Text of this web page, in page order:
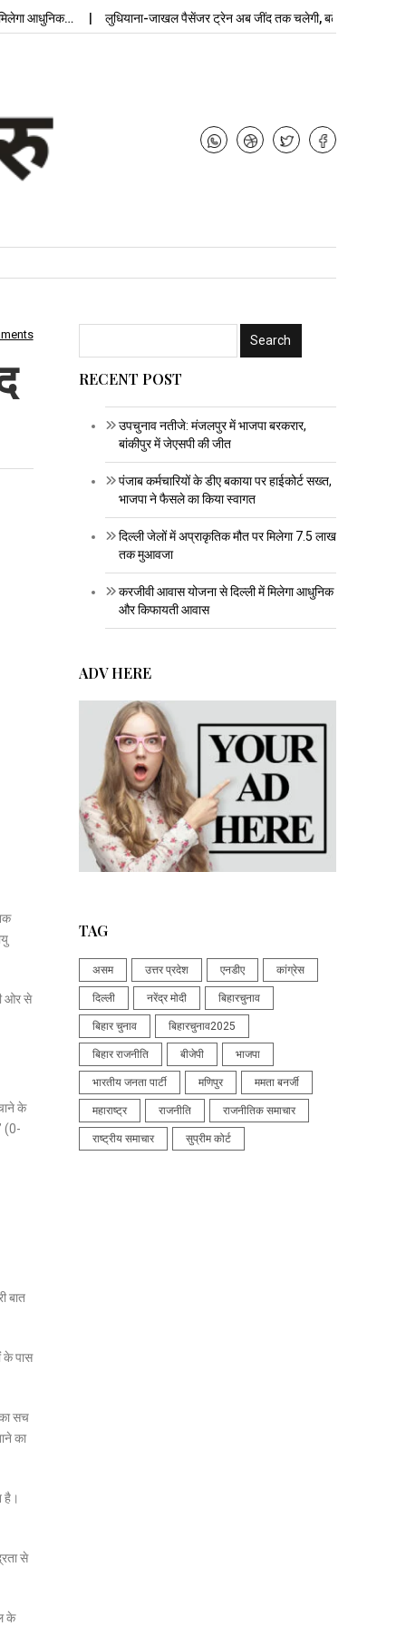
लुधियाना-जाखल पैसेंजर ट्रेन अब जींद तक चलेगी, बढ़ेगी…
ओर से
के
(0-
बात
के पास
का सच
का
है।
से
के
RECENT POST
उपचुनाव नतीजे: मंजलपुर में भाजपा बरकरार,
बांकीपुर में जेएसपी की जीत
पंजाब कर्मचारियों के डीए बकाया पर हाईकोर्ट सख्त,
भाजपा ने फैसले का किया स्वागत
दिल्ली जेलों में अप्राकृतिक मौत पर मिलेगा 7.5 लाख
तक मुआवजा
करजीवी आवास योजना से दिल्ली में मिलेगा आधुनिक
और किफायती आवास
ADV HERE
TAG
असम उत्तर प्रदेश एनडीए कांग्रेस
दिल्ली नरेंद्र मोदी बिहारचुनाव
बिहार चुनाव बिहारचुनाव2025
बिहार राजनीति बीजेपी भाजपा
भारतीय जनता पार्टी मणिपुर ममता बनर्जी
महाराष्ट्र राजनीति राजनीतिक समाचार
राष्ट्रीय समाचार सुप्रीम कोर्ट